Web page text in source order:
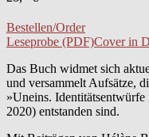
Bestellen/Order
Leseprobe (PDF)Cover in
Das Buch widmet sich
und versammelt Aufsätze,
»Uneins.
2020) entstanden sind.